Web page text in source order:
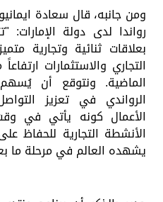
ومن جانبه، قال سعادة
رواندا لدى دولة الإمارات:
بعلاقات ثنائية وتجارية
التجاري والاستثمارات
الماضية. ونتوقع أن يُسهم
الرواندي في تعزيز
الأعمال كونه يأتي في
الأنشطة التجارية للحفاظ
يشهده العالم في مرحلة ما